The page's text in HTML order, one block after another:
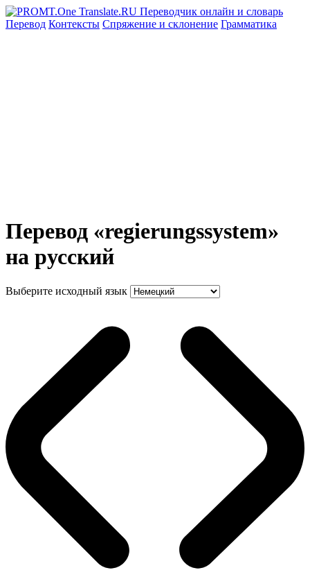
Перевод Контексты Спряжение и склонение Грамматика
Перевод «regierungssystem»
на русский
Выберите исходный язык